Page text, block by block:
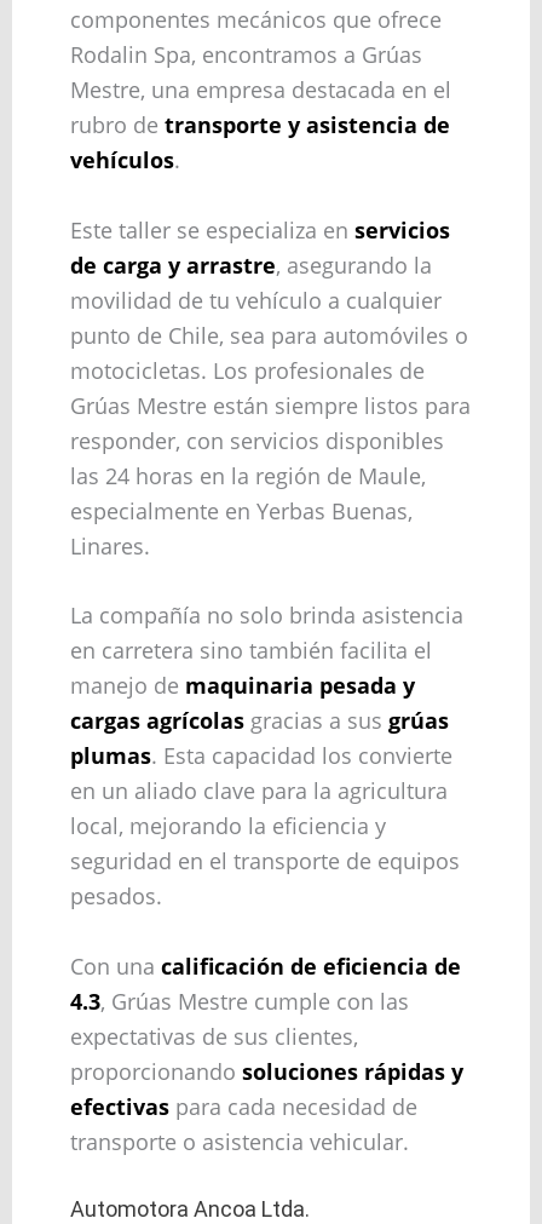
componentes mecánicos que ofrece
Rodalin Spa, encontramos a Grúas
Mestre, una empresa destacada en el
rubro de transporte y asistencia de
vehículos.
Este taller se especializa en servicios
de carga y arrastre, asegurando la
movilidad de tu vehículo a cualquier
punto de Chile, sea para automóviles o
motocicletas. Los profesionales de
Grúas Mestre están siempre listos para
responder, con servicios disponibles
las 24 horas en la región de Maule,
especialmente en Yerbas Buenas,
Linares.
La compañía no solo brinda asistencia
en carretera sino también facilita el
manejo de maquinaria pesada y
cargas agrícolasgracias a sus grúas
plumas. Esta capacidad los convierte
en un aliado clave para la agricultura
local, mejorando la eficiencia y
seguridad en el transporte de equipos
pesados.
Con una calificación de eficiencia de
4.3, Grúas Mestre cumple con las
expectativas de sus clientes,
proporcionando soluciones rápidas y
efectivaspara cada necesidad de
transporte o asistencia vehicular.
Automotora Ancoa Ltda.